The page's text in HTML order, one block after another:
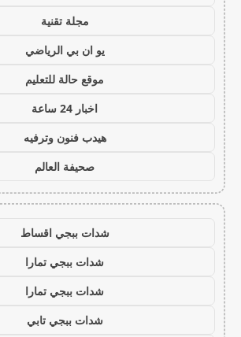
مجلة تقنية
يو ان بي الرياضي
موقع حالة للتعليم
اخبار 24 ساعة
هيدب فنون وترفيه
صحيفة العالم
شدات ببجي اقساط
شدات ببجي تمارا
شدات ببجي تمارا
شدات ببجي تابي